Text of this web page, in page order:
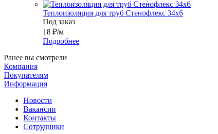
Теплоизоляция для труб Стенофлекс 34х6
Под заказ
18 ₽/м
Подробнее
Ранее вы смотрели
Компания
Покупателям
Информация
Новости
Вакансии
Контакты
Сотрудники